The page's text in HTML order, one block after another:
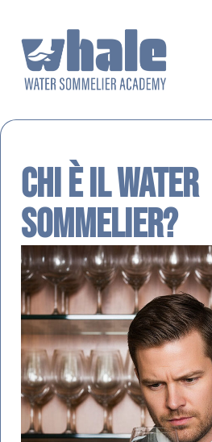
Chi è il Water
Sommelier?